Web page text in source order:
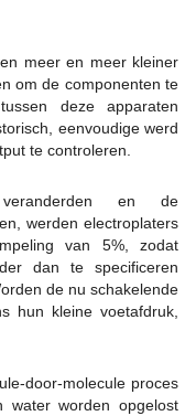
meer en meer kleiner
om de componenten te
deze apparaten
eenvoudige werd
te controleren.
en de
werden electroplaters
van 5%, zodat
dan te specificeren
de nu schakelende
hun kleine voetafdruk,
door-molecule proces
water worden opgelost